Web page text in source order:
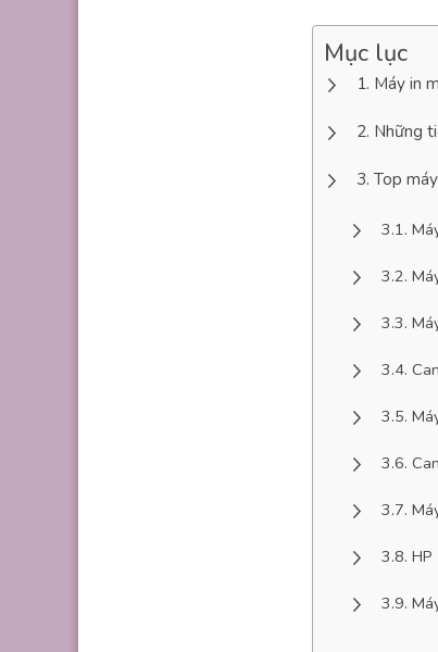
Mục lục
Máy in
Những
Top
HP